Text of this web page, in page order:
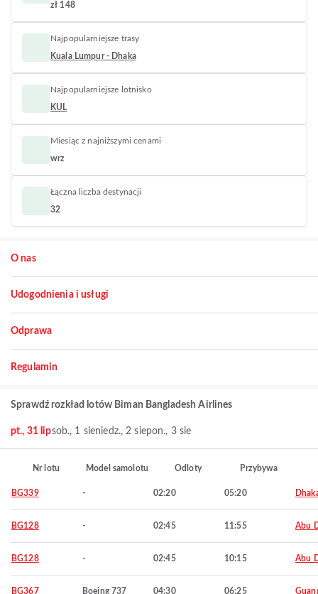
zł 148
Najpopularniejsze trasy
Kuala Lumpur - Dhaka
Najpopularniejsze lotnisko
KUL
Miesiąc z najniższymi cenami
wrz
Łączna liczba destynacji
32
O nas
Udogodnienia i usługi
Odprawa
Regulamin
Sprawdź rozkład lotów Biman Bangladesh Airlines
pt., 31 lipsob., 1 sieniedz., 2 siepon., 3 sie
Nr lotu Model samolotu Odloty Przybywa
BG339 - 02:20 05:20
BG128 - 02:45 11:55 Abu
BG128 - 02:45 10:15 Abu
BG367 Boeing 737 04:30 06:25